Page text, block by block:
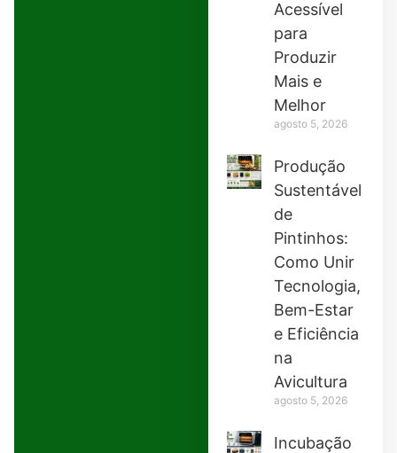
Acessível
para
Produzir
Mais e
Melhor
agosto 5, 2026
Produção
Sustentável
de
Pintinhos:
Como Unir
Tecnologia,
Bem-Estar
e Eficiência
na
Avicultura
agosto 5, 2026
Incubação